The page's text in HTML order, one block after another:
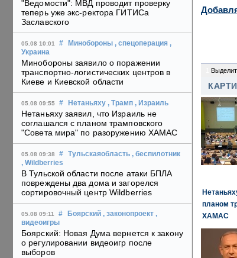
"Ведомости": МВД проводит проверку
теперь уже экс-ректора ГИТИСа
Заславского
05.08 10:01 # Минобороны , спецоперация ,
Украина
Минобороны заявило о поражении
транспортно-логистических центров в
Киеве и Киевской области
05.08 09:55 # Нетаньяху , Трамп , Израиль
Нетаньяху заявил, что Израиль не
соглашался с планом трамповского
"Совета мира" по разоружению ХАМАС
05.08 09:38 # Тульскаяобласть , беспилотник
, Wildberries
В Тульской области после атаки БПЛА
повреждены два дома и загорелся
сортировочный центр Wildberries
05.08 09:11 # Боярский , законопроект ,
видеоигры
Боярский: Новая Дума вернется к закону
о регулировании видеоигр после
выборов
планом
ХАМАС